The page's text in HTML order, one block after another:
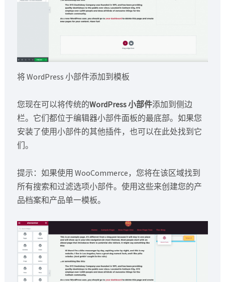
将 WordPress 小部件添加到模板
您现在可以将传统的WordPress 小部件添加到侧边
栏。它们都位于编辑器小部件面板的最底部。如果您
安装了使用小部件的其他插件，也可以在此处找到它
们。
提示：如果使用 WooCommerce，您将在该区域找到
所有搜索和过滤选项小部件。使用这些来创建您的产
品档案和产品单一模板。